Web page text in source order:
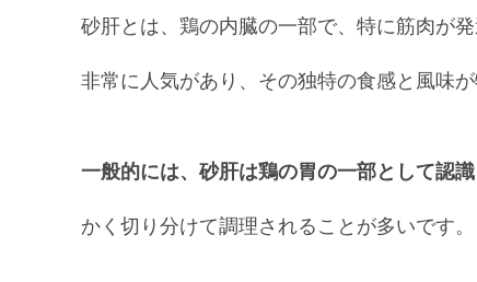
砂肝とは、鶏の内臓の一部で、特に筋肉が
非常に人気があり、その独特の食感と風味が
一般的には、砂肝は鶏の胃の一部として認識
かく切り分けて調理されることが多いです。